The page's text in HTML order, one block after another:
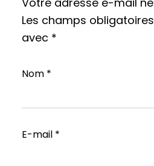
Votre adresse e-mail
Les champs
avec *
Nom *
E-mail *